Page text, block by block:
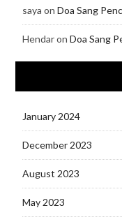
saya on Doa Sang
Hendaron Doa Sang
January 2024
December 2023
August 2023
May 2023